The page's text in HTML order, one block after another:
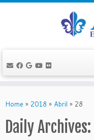
toHome » 2018 » Abril » 28
Daily Archives: